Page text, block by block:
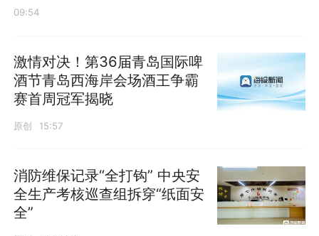
09:54
激情对决！第36届青岛国际啤
酒节青岛西海岸会场酒王争霸
赛首周冠军揭晓
原创 15:57
消防维保记录“全打钩” 中央安
全生产考核巡查组拆穿“纸面安
全”